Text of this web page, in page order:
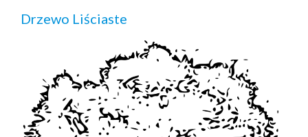
Drzewo Liściaste